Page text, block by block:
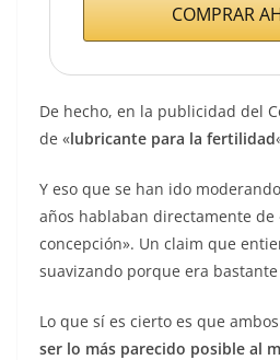
COMPRAR
De hecho, en la publicidad del
de «lubricante para la fertilidad
Y eso que se han ido
años hablaban directamente de
concepción». Un claim que
suavizando porque era
Lo que sí es cierto es que
ser lo más parecido posible al